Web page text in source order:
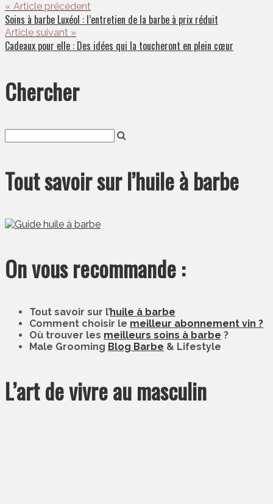
« Article précédent
Soins à barbe Luxéol : l’entretien de la barbe à prix réduit
Article suivant »
Cadeaux pour elle : Des idées qui la toucheront en plein cœur
Chercher
Tout savoir sur l’huile à barbe
On vous recommande :
Tout savoir sur l’huile à barbe
Comment choisir le meilleur abonnement vin ?
Où trouver les meilleurs soins à barbe ?
Male Grooming Blog Barbe & Lifestyle
L’art de vivre au masculin